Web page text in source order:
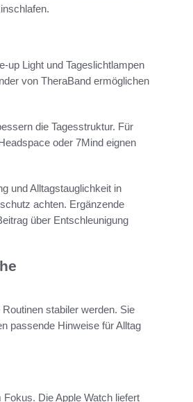
up Light und Tageslichtlampen
von TheraBand ermöglichen
die Tagesstruktur. Für
oder 7Mind eignen
und Alltagstauglichkeit in
achten. Ergänzende
über Entschleunigung
stabiler werden. Sie
passende Hinweise für Alltag
Die Apple Watch liefert